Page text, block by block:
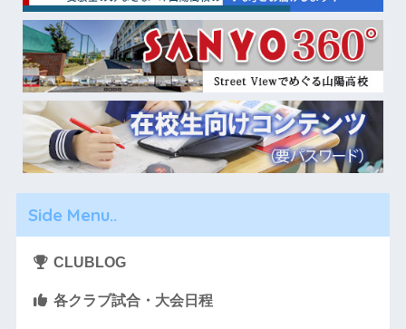
Side Menu..
CLUBLOG
各クラブ試合・大会日程